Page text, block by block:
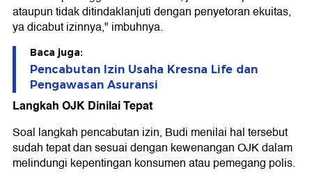
ataupun tidak ditindaklanjuti dengan penyetoran ekuitas,
ya dicabut izinnya," imbuhnya.
Baca juga:
Pencabutan Izin Usaha Kresna Life dan
Pengawasan Asuransi
Langkah OJK Dinilai Tepat
Soal langkah pencabutan izin, Budi menilai hal tersebut
sudah tepat dan sesuai dengan kewenangan OJK dalam
melindungi kepentingan konsumen atau pemegang polis.